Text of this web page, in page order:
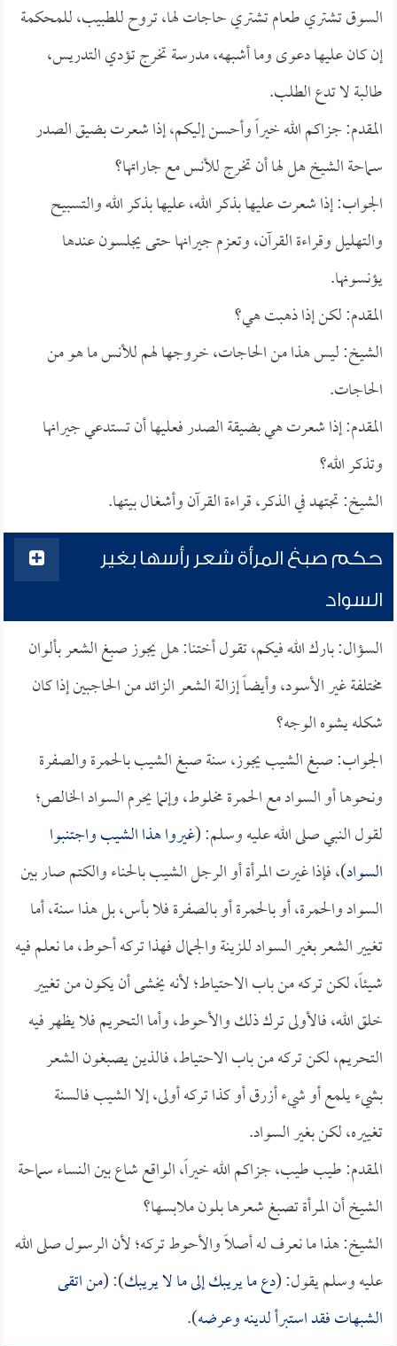
السوق تشتري طعام تشتري حاجات لها، تروح للطبيب، للمحكمة
إن كان عليها دعوى وما أشبهه، مدرسة تخرج تؤدي التدريس،
طالبة لا تدع الطلب.
المقدم: جزاكم الله خيراً وأحسن إليكم، إذا شعرت بضيق الصدر
سماحة الشيخ هل لها أن تخرج للأنس مع جاراتها؟
الجواب: إذا شعرت عليها بذكر الله، عليها بذكر الله والتسبيح
والتهليل وقراءة القرآن، وتعزم جيرانها حتى يجلسون عندها
يؤنسونها.
المقدم: لكن إذا ذهبت هي؟
الشيخ: ليس هذا من الحاجات، خروجها لهم للأنس ما هو من
الحاجات.
المقدم: إذا شعرت هي بضيقة الصدر فعليها أن تستدعي جيرانها
وتذكر الله؟
الشيخ: تجتهد في الذكر، قراءة القرآن وأشغال بيتها.
حكم صبغ المرأة شعر رأسها بغير
السواد
السؤال: بارك الله فيكم، تقول أختنا: هل يجوز صبغ الشعر بألوان
مختلفة غير الأسود، وأيضاً إزالة الشعر الزائد من الحاجبين إذا كان
شكله يشوه الوجه؟
الجواب: صبغ الشيب يجوز، سنة صبغ الشيب بالحمرة والصفرة
ونحوها أو السواد مع الحمرة مخلوط، وإنما يحرم السواد الخالص؛
لقول النبي صلى الله عليه وسلم: (غيروا هذا الشيب واجتنبوا
السواد)، فإذا غيرت المرأة أو الرجل الشيب بالحناء والكتم صار بين
السواد والحمرة، أو بالحمرة أو بالصفرة فلا بأس، بل هذا سنة، أما
تغيير الشعر بغير السواد للزينة والجمال فهذا تركه أحوط، ما نعلم فيه
شيئاً، لكن تركه من باب الاحتياط؛ لأنه يخشى أن يكون من تغيير
خلق الله، فالأولى ترك ذلك والأحوط، وأما التحريم فلا يظهر فيه
التحريم، لكن تركه من باب الاحتياط، فالذين يصبغون الشعر
بشيء يلمع أو شيء أزرق أو كذا تركه أولى، إلا الشيب فالسنة
تغييره، لكن بغير السواد.
المقدم: طيب طيب، جزاكم الله خيراً، الواقع شاع بين النساء سماحة
الشيخ أن المرأة تصبغ شعرها بلون ملابسها؟
الشيخ: هذا ما نعرف له أصلاً والأحوط تركه؛ لأن الرسول صلى الله
عليه وسلم يقول: (دع ما يريبك إلى ما لا يريبك): (من اتقى
الشبهات فقد استبرأ لدينه وعرضه).